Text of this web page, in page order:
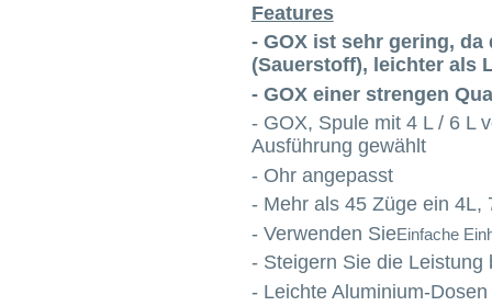
Features
- GOX ist sehr gering,
(Sauerstoff), leichter als
- GOX einer strengen
- GOX, Spule mit 4 L / 6 L
Ausführung gewählt
- Ohr angepasst
- Mehr als 45 Züge ein 4L,
- Verwenden SieEinfache
- Steigern Sie die Leistung
- Leichte Aluminium-